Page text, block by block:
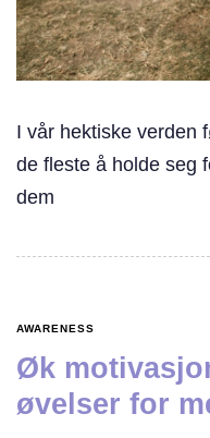
I vår hektiske verden
de fleste å holde seg
dem
AWARENESS
Øk
øvelser for